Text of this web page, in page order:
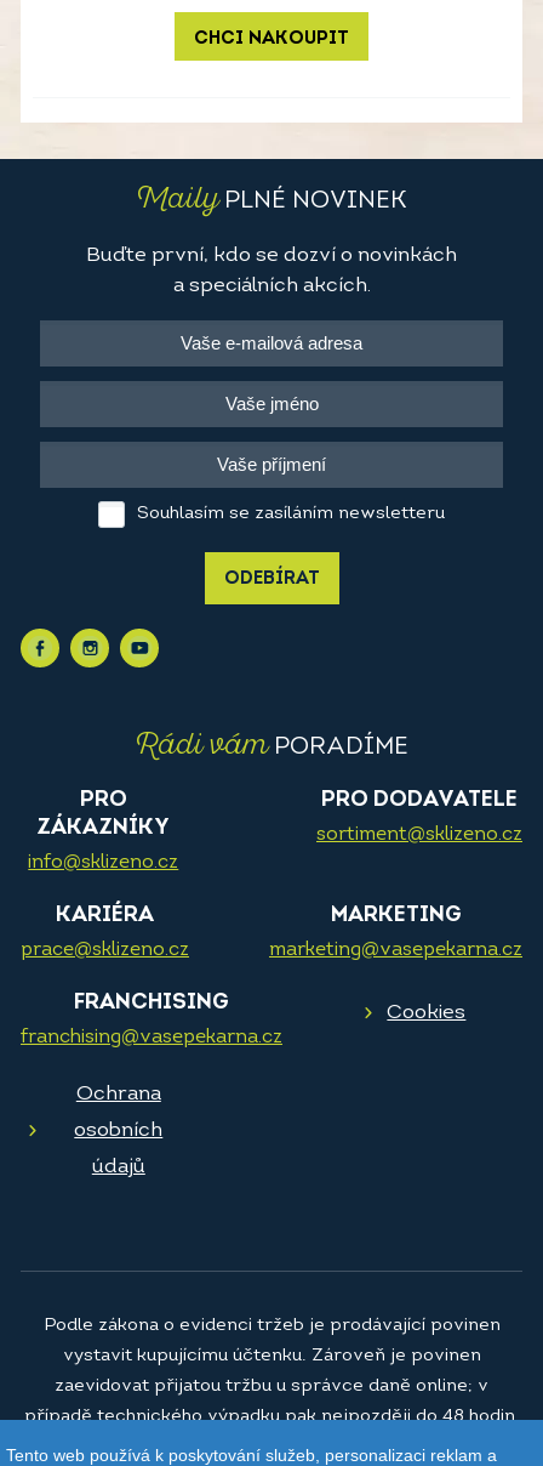
CHCI NAKOUPIT
MailyPLNÉ NOVINEK
Buďte první, kdo se dozví o novinkách
a speciálních akcích.
Souhlasím se zasíláním newsletteru
ODEBÍRAT
Rádi vámPORADÍME
PRO
ZÁKAZNÍKY
info@sklizeno.cz
PRO DODAVATELE
sortiment@sklizeno.cz
KARIÉRA
prace@sklizeno.cz
MARKETING
marketing@vasepekarna.cz
FRANCHISING
franchising@vasepekarna.cz
Cookies
Ochrana
osobních
údajů
© 2026Vaše pekárna a.s.
Podle zákona o evidenci tržeb je prodávající povinen
vystavit kupujícímu účtenku. Zároveň je povinen
zaevidovat přijatou tržbu u správce daně online; v
případě technického výpadku pak nejpozději do 48 hodin.
Tento web používá k poskytování služeb, personalizaci reklam a